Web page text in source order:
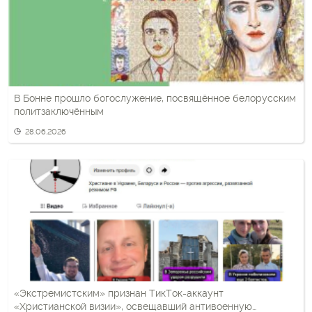
В Бонне прошло богослужение, посвящённое белорусским
политзаключённым
28.06.2026
«Экстремистским» признан ТикТок-аккаунт
«Христианской визии», освещавший антивоенную